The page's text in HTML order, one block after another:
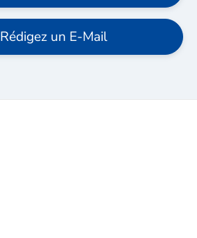
Rédigez un E-Mail